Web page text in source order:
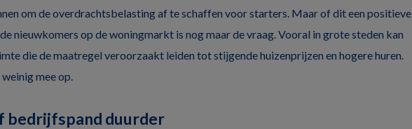
om de overdrachtsbelasting af te schaffen voor starters. Maar of dit een positieve
nieuwkomers op de woningmarkt is nog maar de vraag. Vooral in grote steden kan
die de maatregel veroorzaakt leiden tot stijgende huizenprijzen en hogere huren.
mee op.
bedrijfspand duurder